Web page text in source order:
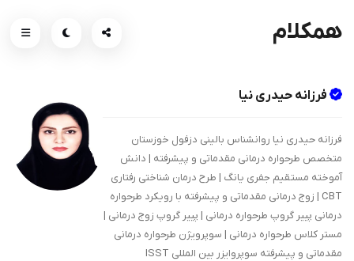
همکلام
فرزانه حیدری نیا
فرزانه حیدری نیا روانشناس بالینی دزفول خوزستان
متخصص طرحواره درمانی مقدماتی و پیشرفته | دانش
آموخته مستقیم جفری یانگ | طرح درمان شناختی رفتاری
CBT | زوج درمانی مقدماتی و پیشرفته با رویکرد طرحواره
درمانی پییر گروپ طرحواره درمانی | پییر گروپ زوج درمانی |
مستر کلاس طرحواره درمانی | سوپرویژن طرحواره درمانی
مقدماتی و پیشرفته سوپروایزر بین المللی ISST